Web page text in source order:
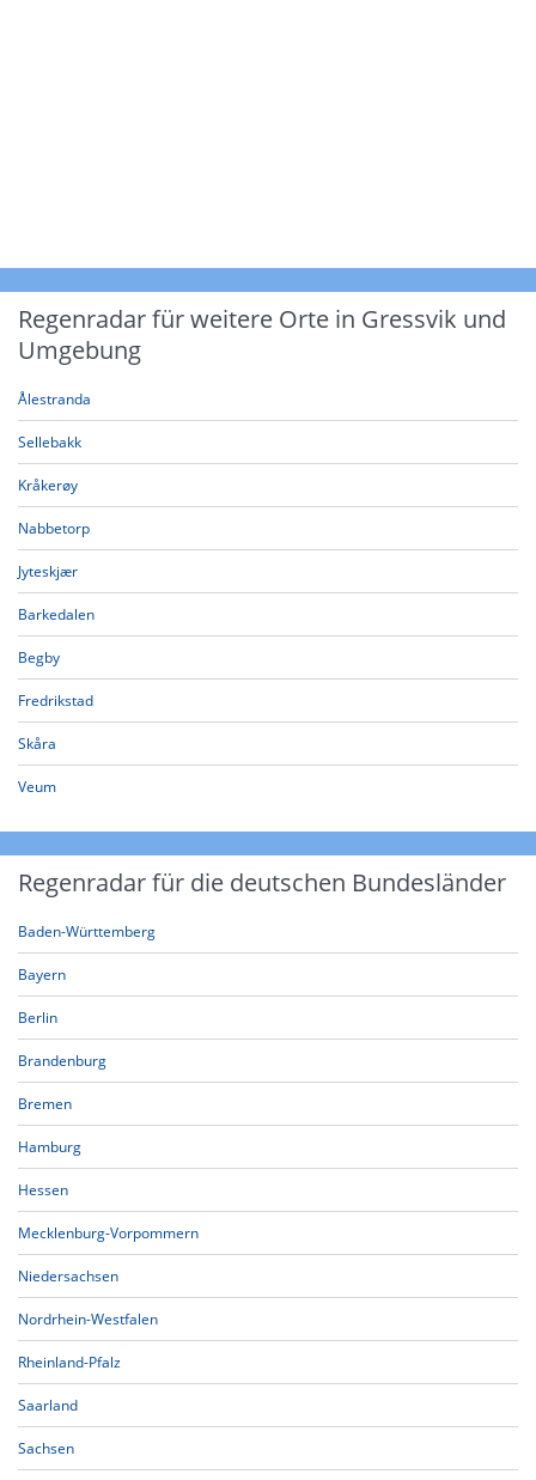
Regenradar für weitere Orte in Gressvik und
Umgebung
Ålestranda
Sellebakk
Kråkerøy
Nabbetorp
Jyteskjær
Barkedalen
Begby
Fredrikstad
Skåra
Veum
Regenradar für die deutschen Bundesländer
Baden-Württemberg
Bayern
Berlin
Brandenburg
Bremen
Hamburg
Hessen
Mecklenburg-Vorpommern
Niedersachsen
Nordrhein-Westfalen
Rheinland-Pfalz
Saarland
Sachsen